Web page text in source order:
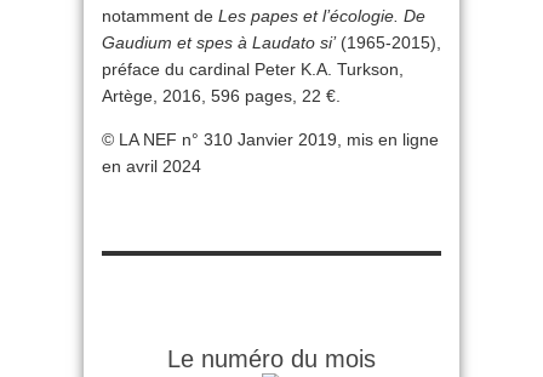
notamment de Les papes et l’écologie. De
Gaudium et spes à Laudato si’(1965-2015),
préface du cardinal Peter K.A. Turkson,
Artège, 2016, 596 pages, 22 €.
© LA NEF n° 310 Janvier 2019, mis en ligne
en avril 2024
Le numéro du mois